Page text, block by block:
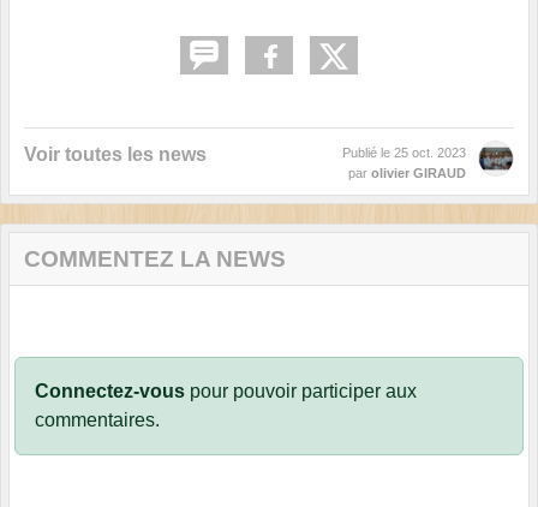
Voir toutes les news Publié le 25 oct. 2023
par olivier GIRAUD
COMMENTEZ LA NEWS
Connectez-vous pour pouvoir participer aux
commentaires.